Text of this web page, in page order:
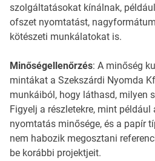
szolgáltatásokat kínálnak,
ofszet nyomtatást,
kötészeti munkálatokat is.
Minőségellenőrzés: A minőség
mintákat a Szekszárdi Nyomda
munkáiból, hogy láthasd, milyen
Figyelj a részletekre, mint
nyomtatás minősége, és a papír
nem habozik megosztani
be korábbi projektjeit.